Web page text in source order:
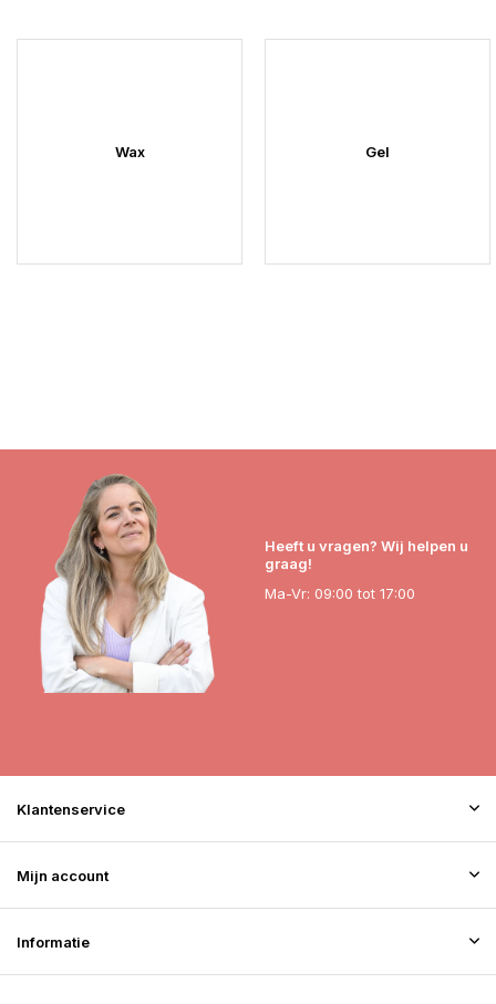
Wax Gel
Heeft u vragen? Wij helpen u
graag!
Ma-Vr: 09:00 tot 17:00
Klantenservice
Mijn account
Informatie